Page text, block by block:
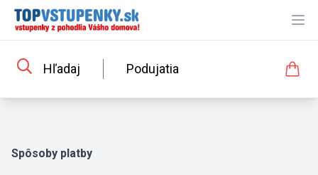
Hľadaj Podujatia
Spôsoby platby